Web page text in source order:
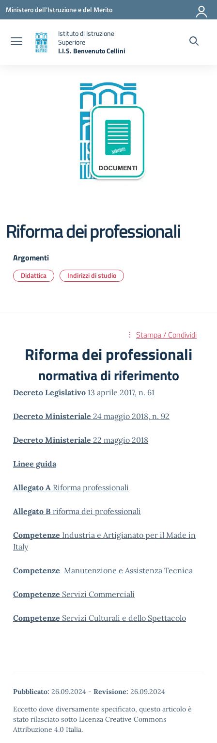
Vai ai contenuti
Vai al menu di navigazione
Vai al footer
Ministero dell'Istruzione e del Merito
Istituto di Istruzione
Superiore
I.I.S. Benvenuto Cellini
Riforma dei professionali
Argomenti
Didattica Indirizzi di studio
Stampa / Condividi
Riforma dei professionali
normativa di riferimento
Decreto Legislativo 13 aprile 2017, n. 61
Decreto Ministeriale 24 maggio 2018, n. 92
Decreto Ministeriale 22 maggio 2018
Linee guida
Allegato A Riforma professionali
Allegato B riforma dei professionali
Competenze Industria e Artigianato per il Made in
Italy
Competenze Manutenzione e Assistenza Tecnica
Competenze Servizi Commerciali
Competenze Servizi Culturali e dello Spettacolo
Pubblicato: 26.09.2024 - Revisione: 26.09.2024
Eccetto dove diversamente specificato, questo articolo è
stato rilasciato sotto Licenza Creative Commons
Attribuzione 4.0 Italia.